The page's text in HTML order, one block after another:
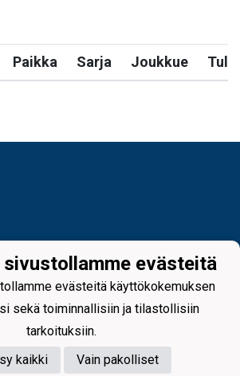
Paikka Sarja Joukkue
sivustollamme evästeitä
evästeitä käyttökokemuksen
sekä toiminnallisiin ja tilastollisiin
tarkoituksiin.
kaikki
Vain pakolliset